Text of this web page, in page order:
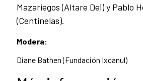
Mazariegos (Altare Dei) y Pablo
(Centinelas).
Modera:
Diane Bathen (Fundación Ixcanul)